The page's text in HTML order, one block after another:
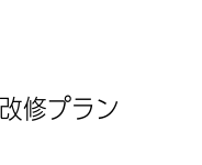
修プラン